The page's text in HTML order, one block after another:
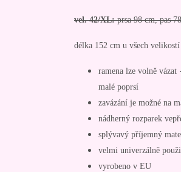
vel. 42/XL:prsa 98 cm, pas
délka 152 cm u všech velikostí
ramena lze volně vázat
malé poprsí
zavázání je možné na
nádherný rozparek
splývavý příjemný
velmi univerzálně
vyrobeno v EU